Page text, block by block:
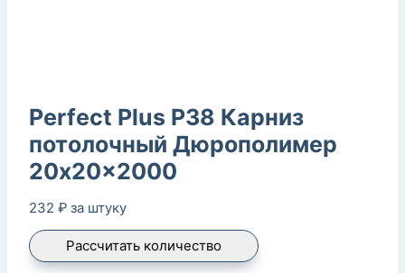
Perfect Plus P38 Карниз
потолочный Дюрополимер
20x20x2000
232 ₽ за штуку
Рассчитать количество